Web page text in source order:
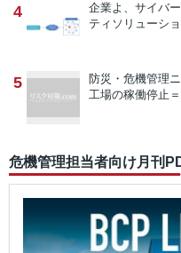
4 企業よ、サイバ
ティソリューシ
5 防災・危機管理
工場の稼働停止
危機管理担当者向け月刊